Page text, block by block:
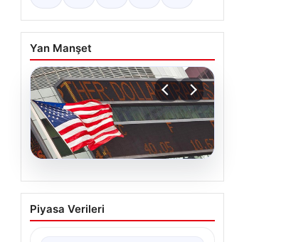
Yan Manşet
04.08.2026
FED faiz kararı ne zaman
açıklanacak? Nisan ayı
Piyasa Verileri